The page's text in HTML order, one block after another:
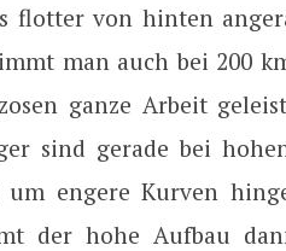
flotter von hinten
man auch bei 200
ganze Arbeit
sind gerade bei
um engere Kurven
der hohe Aufbau